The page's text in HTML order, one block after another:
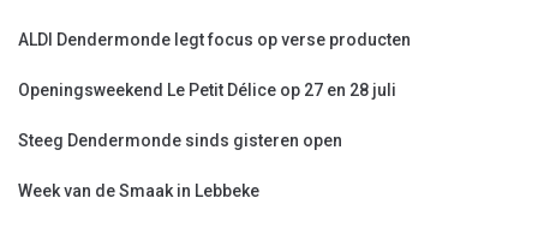
ALDI Dendermonde legt focus op verse producten
Openingsweekend Le Petit Délice op 27 en 28 juli
Steeg Dendermonde sinds gisteren open
Week van de Smaak in Lebbeke